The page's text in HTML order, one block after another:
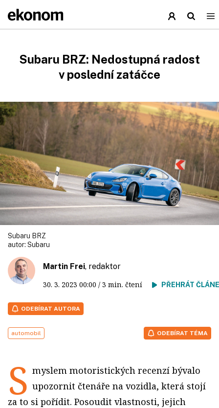
Subaru BRZ: Nedostupná radost
v poslední zatáčce
Subaru BRZ
autor: Subaru
Martin Frei, redaktor
30. 3. 2023 00:00 / 3 min. čtení PŘEHRÁT
ODEBÍRAT AUTORA
automobil ODEBÍRAT TÉMA
S myslem motoristických recenzí bývalo
upozornit čtenáře na vozidla, která stojí
za to si pořídit. Posoudit vlastnosti, jejich